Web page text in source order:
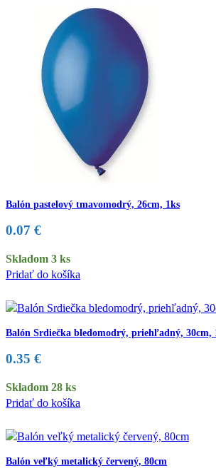
Balón pastelový tmavomodrý, 26cm, 1ks
0.07 €
Skladom 3 ks
Pridať do košíka
Balón Srdiečka bledomodrý, priehľadný, 30cm,
0.35 €
Skladom 28 ks
Pridať do košíka
Balón veľký metalický červený, 80cm